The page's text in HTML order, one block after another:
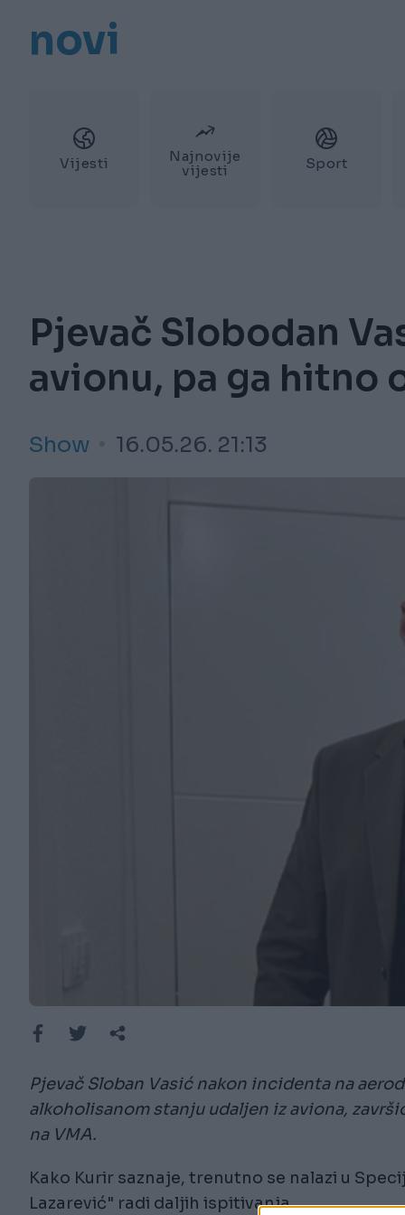
novi
Vijesti
Najnovije
vijesti
Sport
Pjevač Slobodan
avionu, pa ga hitno
Show 16.05.26. 21:13
Pjevač Sloban Vasić nakon incidenta na
alkoholisanom stanju udaljen iz aviona,
na VMA.
Kako Kurir saznaje, trenutno se nalazi u
Lazarević" radi daljih ispitivanja.